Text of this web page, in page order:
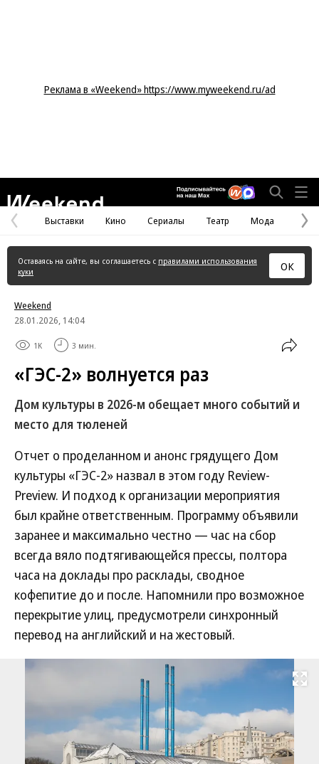
Реклама в «Weekend» https://www.myweekend.ru/ad
Предыдущая
страница
Выставки Кино Сериалы Театр Мода
Оставаясь на сайте, вы соглашаетесь с правилами использования
куки
ОК
Weekend
28.01.2026, 14:04
1K 3 мин.
«ГЭС-2» волнуется раз
Дом культуры в 2026-м обещает много событий и
место для тюленей
Отчет о проделанном и анонс грядущего Дом
культуры «ГЭС-2» назвал в этом году Review-
Preview. И подход к организации мероприятия
был крайне ответственным. Программу объявили
заранее и максимально честно — час на сбор
всегда вяло подтягивающейся прессы, полтора
часа на доклады про расклады, сводное
кофепитие до и после. Напомнили про возможное
перекрытие улиц, предусмотрели синхронный
перевод на английский и на жестовый.
Развернуть